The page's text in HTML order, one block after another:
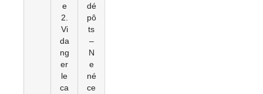
e
2.
Vi
da
ng
er
le
ca
dé
pô
ts
–
N
e
né
ce